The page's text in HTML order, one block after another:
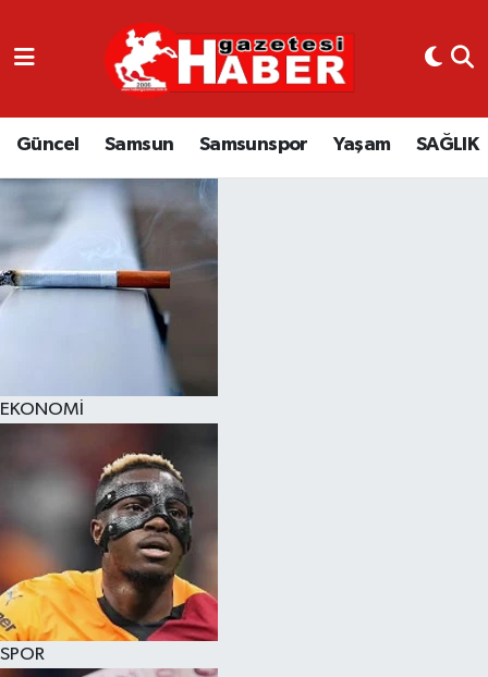
Güncel Samsun Samsunspor Yaşam SAĞLIK
EKONOMİ
SPOR
GÜNCEL
SAMSUN
SAMSUNSPOR
EKONOMİ
YAŞAM